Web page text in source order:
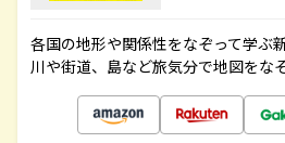
各国の地形や関係性をなぞって学ぶ
川や街道、島など旅気分で地図をな